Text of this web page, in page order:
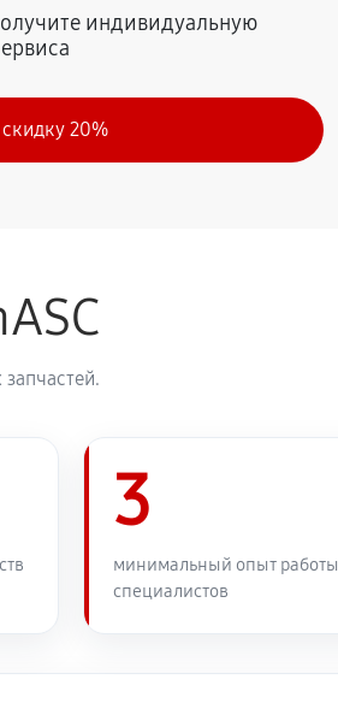
индивидуальную
20%
3
минимальный опыт работы
специалистов